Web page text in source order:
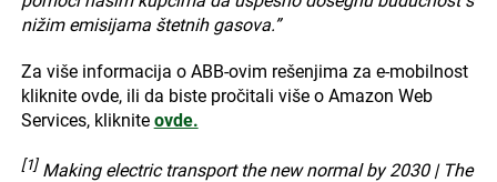
nižim emisijama štetnih gasova.”
Za više informacija o ABB-ovim rešenjima za e-mobilnost
kliknite ovde, ili da biste pročitali više o Amazon Web
Services, kliknite ovde.
[1]Making electric transport the new normal by 2030 | The